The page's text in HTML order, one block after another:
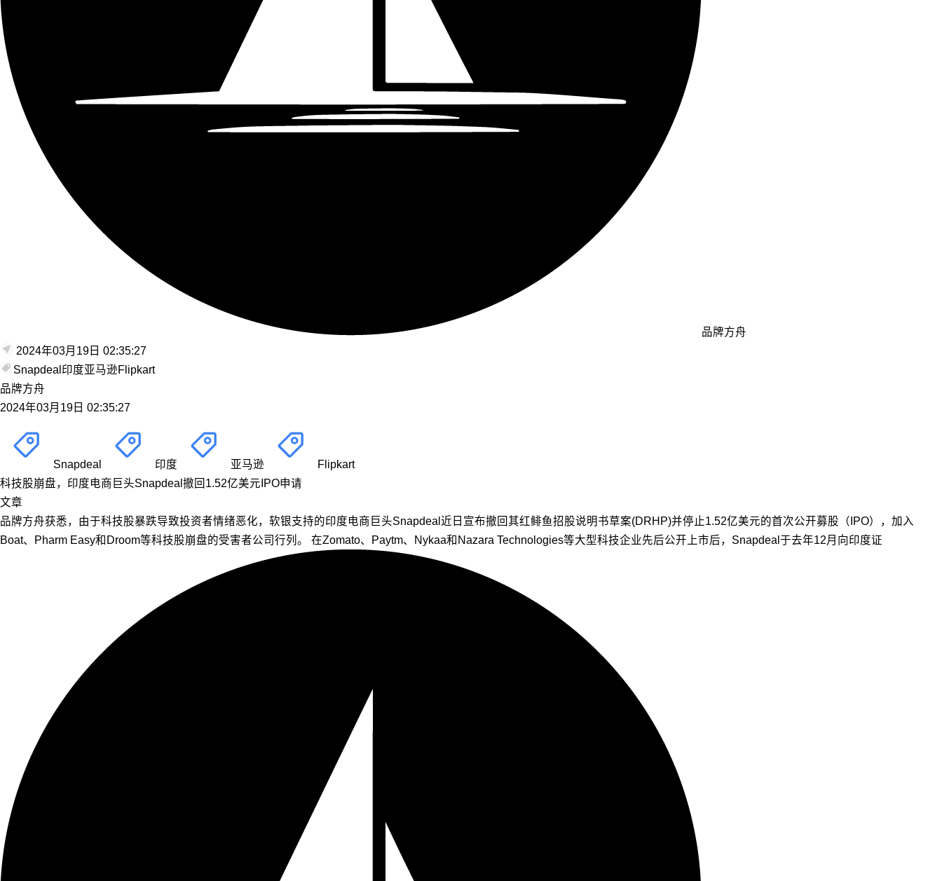
品牌方舟
2024年03月19日 02:35:27
Snapdeal 印度亚马逊Flipkart
品牌方舟
2024年03月19日 02:35:27
Snapdeal 印度 亚马逊
Flipkart
科技股崩盘，印度电商巨头Snapdeal撤回1.52亿美元IPO申请
文章
品牌方舟获悉，由于科技股暴跌导致投资者情绪恶化，软银支持的印度电商巨头Snapdeal近日宣布撤回其红鲱鱼招股说明书草案(DRHP)并停止1.52亿美元的首次公开募股（IPO），加入
Boat、Pharm Easy和Droom等科技股崩盘的受害者公司行列。 在Zomato、Paytm、Nykaa和Nazara Technologies等大型科技企业先后公开上市后，Snapdeal于去年12月向印度证